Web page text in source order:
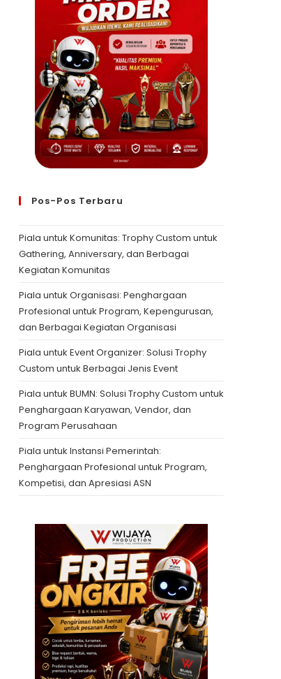
Pos-Pos Terbaru
Piala untuk Komunitas: Trophy Custom untuk
Gathering, Anniversary, dan Berbagai
Kegiatan Komunitas
Piala untuk Organisasi: Penghargaan
Profesional untuk Program, Kepengurusan,
dan Berbagai Kegiatan Organisasi
Piala untuk Event Organizer: Solusi Trophy
Custom untuk Berbagai Jenis Event
Piala untuk BUMN: Solusi Trophy Custom untuk
Penghargaan Karyawan, Vendor, dan
Program Perusahaan
Piala untuk Instansi Pemerintah:
Penghargaan Profesional untuk Program,
Kompetisi, dan Apresiasi ASN